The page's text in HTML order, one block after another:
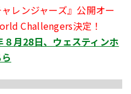
レンジャーズ』公開オー
Challengers決定！
月28日、ウェスティンホ